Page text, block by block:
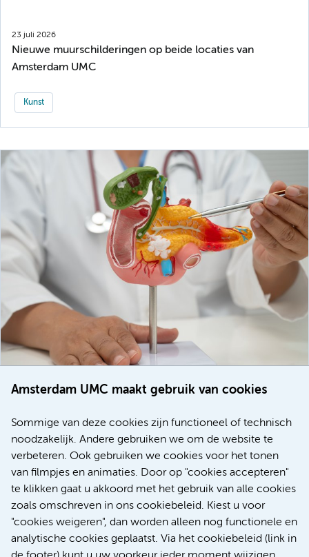
Amsterdam UMC maakt gebruik van cookies
Sommige van deze cookies zijn functioneel of technisch
noodzakelijk. Andere gebruiken we om de website te
verbeteren. Ook gebruiken we cookies voor het tonen
van filmpjes en animaties. Door op "cookies accepteren"
te klikken gaat u akkoord met het gebruik van alle cookies
zoals omschreven in ons cookiebeleid. Kiest u voor
"cookies weigeren", dan worden alleen nog functionele en
analytische cookies geplaatst. Via het cookiebeleid (link in
23 juli 2026
Nieuwe muurschilderingen op beide locaties van
Amsterdam UMC
Kunst
voor patiënten met alvleesklierkanker verbeteren
Meer